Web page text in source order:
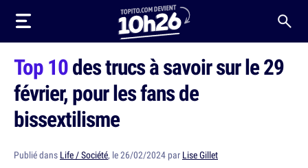
Top 10des trucs à savoir sur le 29
février, pour les fans de
bissextilisme
Publié dans Life / Société, le 26/02/2024 par Lise Gillet